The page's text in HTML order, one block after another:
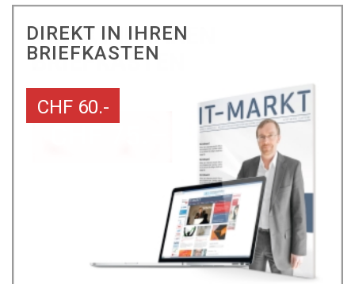
DIREKT IN IHREN
BRIEFKASTEN
CHF 60.-